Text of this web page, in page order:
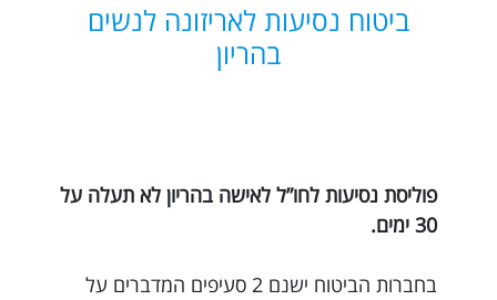
ביטוח נסיעות לאריזונה לנשים
בהריון
פוליסת נסיעות לחו”ל לאישה בהריון לא תעלה על
30 ימים.
בחברות הביטוח ישנם 2 סעיפים המדברים על